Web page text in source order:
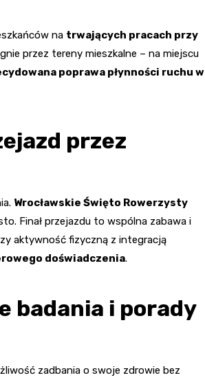
na trwających pracach przy
przez tereny mieszkalne – na miejscu
poprawa płynności ruchu w
przez
Wrocławskie Święto Rowerzysty
Finał przejazdu to wspólna zabawa i
aktywność fizyczną z integracją
doświadczenia.
badania i porady
zadbania o swoje zdrowie bez